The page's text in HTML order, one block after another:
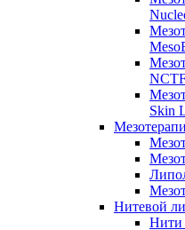
Skin
Нитевой
Нити